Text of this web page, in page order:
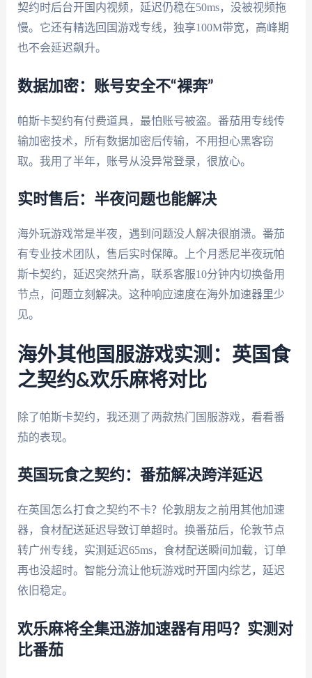
契约时后台开国内视频，延迟仍稳在50ms，没被视频拖
慢。它还有精选回国游戏专线，独享100M带宽，高峰期
也不会延迟飙升。
数据加密：账号安全不“裸奔”
帕斯卡契约有付费道具，最怕账号被盗。番茄用专线传
输加密技术，所有数据加密后传输，不用担心黑客窃
取。我用了半年，账号从没异常登录，很放心。
实时售后：半夜问题也能解决
海外玩游戏常是半夜，遇到问题没人解决很崩溃。番茄
有专业技术团队，售后实时保障。上个月悉尼半夜玩帕
斯卡契约，延迟突然升高，联系客服10分钟内切换备用
节点，问题立刻解决。这种响应速度在海外加速器里少
见。
海外其他国服游戏实测：英国食
之契约&欢乐麻将对比
除了帕斯卡契约，我还测了两款热门国服游戏，看看番
茄的表现。
英国玩食之契约：番茄解决跨洋延迟
在英国怎么打食之契约不卡？伦敦朋友之前用其他加速
器，食材配送延迟导致订单超时。换番茄后，伦敦节点
转广州专线，实测延迟65ms，食材配送瞬间加载，订单
再也没超时。智能分流让他玩游戏时开国内综艺，延迟
依旧稳定。
欢乐麻将全集迅游加速器有用吗？实测对
比番茄